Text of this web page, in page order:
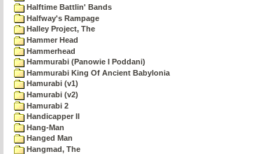
Halftime Battlin' Bands
Halfway's Rampage
Halley Project, The
Hammer Head
Hammerhead
Hammurabi (Panowie I Poddani)
Hammurabi King Of Ancient Babylonia
Hamurabi (v1)
Hamurabi (v2)
Hamurabi 2
Handicapper II
Hang-Man
Hanged Man
Hangmad, The